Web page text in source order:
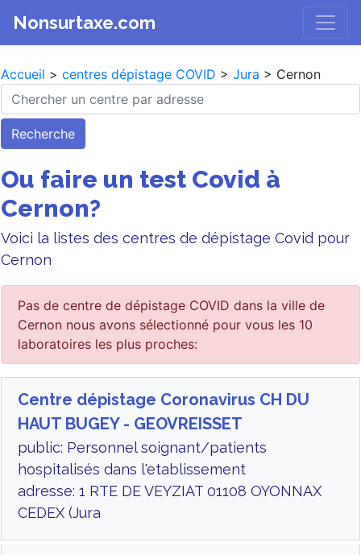
Nonsurtaxe.com
Accueil > centres dépistage COVID > Jura > Cernon
Recherche
Ou faire un test Covid à
Cernon?
Voici la listes des centres de dépistage Covid pour
Cernon
Pas de centre de dépistage COVID dans la ville de
Cernon nous avons sélectionné pour vous les 10
laboratoires les plus proches:
Centre dépistage Coronavirus CH DU
HAUT BUGEY - GEOVREISSET
public: Personnel soignant/patients
hospitalisés dans l'etablissement
adresse: 1 RTE DE VEYZIAT 01108 OYONNAX
CEDEX (Jura